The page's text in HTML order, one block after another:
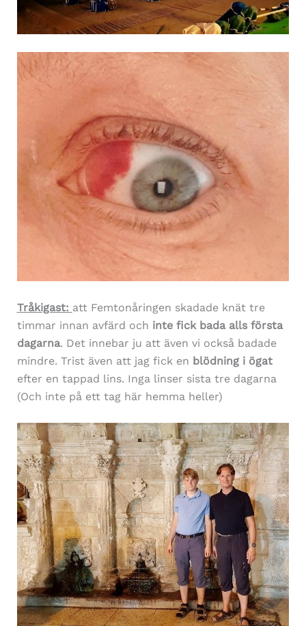
Tråkigast: att Femtonåringen skadade knät tre
timmar innan avfärd och inte fick bada alls första
dagarna. Det innebar ju att även vi också badade
mindre. Trist även att jag fick en blödning i ögat
efter en tappad lins. Inga linser sista tre dagarna
(Och inte på ett tag här hemma heller)